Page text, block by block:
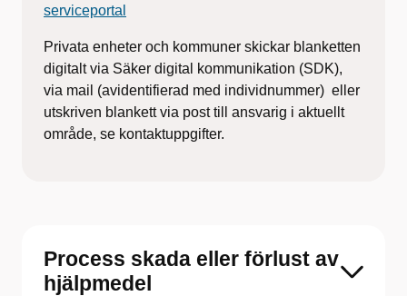
serviceportal
Privata enheter och kommuner skickar blanketten
digitalt via Säker digital kommunikation (SDK),
via mail (avidentifierad med individnummer) eller
utskriven blankett via post till ansvarig i aktuellt
område, se kontaktuppgifter.
Process skada eller förlust av
hjälpmedel